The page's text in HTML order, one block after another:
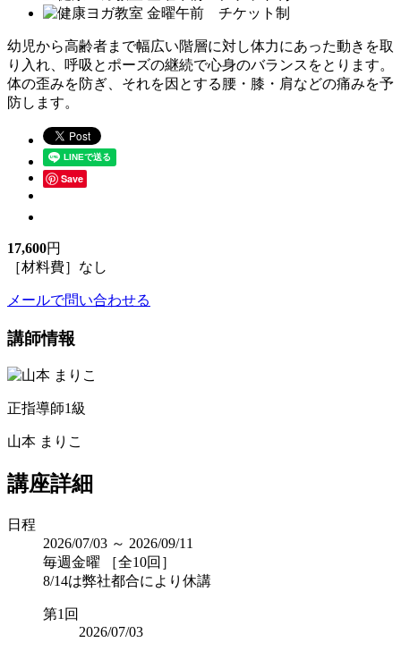
幼児から高齢者まで幅広い階層に対し体力にあった動きを取
り入れ、呼吸とポーズの継続で心身のバランスをとります。
体の歪みを防ぎ、それを因とする腰・膝・肩などの痛みを予
防します。
Save
17,600円
［材料費］なし
メールで問い合わせる
講師情報
正指導師1級
山本 まりこ
講座詳細
日程
2026/07/03 ～ 2026/09/11
毎週金曜 ［全10回］
8/14は弊社都合により休講
第1回
2026/07/03